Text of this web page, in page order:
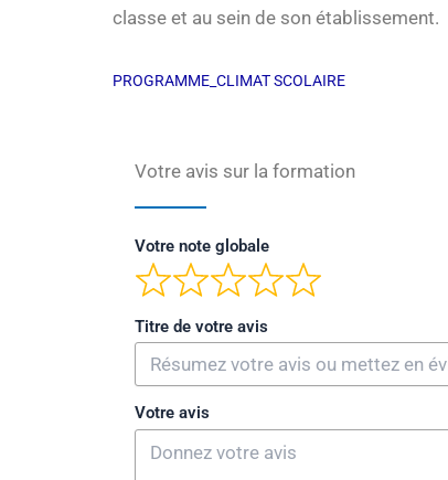
classe et au sein de son établissement.
PROGRAMME_CLIMAT SCOLAIRE
Votre avis sur la formation
Votre note globale
Titre de votre avis
Votre avis